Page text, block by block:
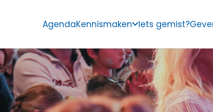
AgendaKennismaken Iets gemist?